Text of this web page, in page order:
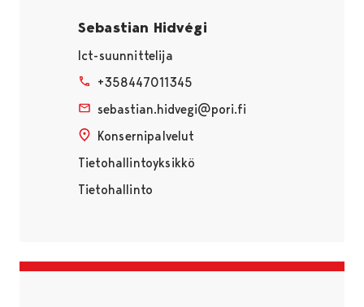
Sebastian Hidvégi
Ict-suunnittelija
+358447011345
sebastian.hidvegi@pori.fi
Konsernipalvelut
Tietohallintoyksikkö
Tietohallinto